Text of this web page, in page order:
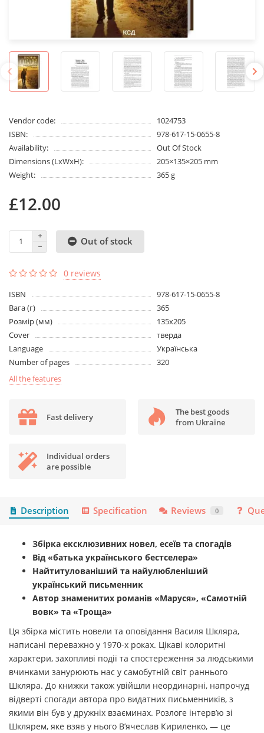
Vendor code:
1024753
ISBN:
978-617-15-0655-8
Availability:
Out Of Stock
Dimensions (LxWxH):
205×135×205 mm
Weight:
365 g
£12.00
Out of stock
0 reviews
ISBN
978-617-15-0655-8
Вага (г)
365
Розмір (мм)
135х205
Cover
тверда
Language
Українська
Number of pages
320
All the features
Fast delivery
The best goods
from Ukraine
Individual orders
are possible
Description Specification Reviews 0
Збірка ексклюзивних новел, есеїв та спогадів
Від «батька українського бестселера»
Найтитулованіший та найулюбленіший
український письменник
Автор знаменитих романів «Маруся», «Самотній
вовк» та «Троща»
Ця збірка містить новели та оповідання Василя Шкляра,
написані переважно у 1970-х роках. Цікаві колоритні
характери, захопливі події та спостереження за людськими
вчинками занурюють нас у самобутній світ раннього
Шкляра. До книжки також увійшли неординарні, напрочуд
відверті спогади автора про видатних письменників, з
якими він був у дружніх взаєминах. Розлоге інтерв’ю зі
Шклярем, яке взяв у нього В’ячеслав Кириленко, — це